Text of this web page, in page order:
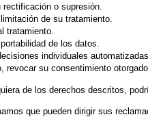
o supresión.
de su tratamiento.
tratamiento.
de los datos.
individuales automatizadas
revocar su consentimiento otorgado.
de los derechos descritos,
que pueden dirigir sus